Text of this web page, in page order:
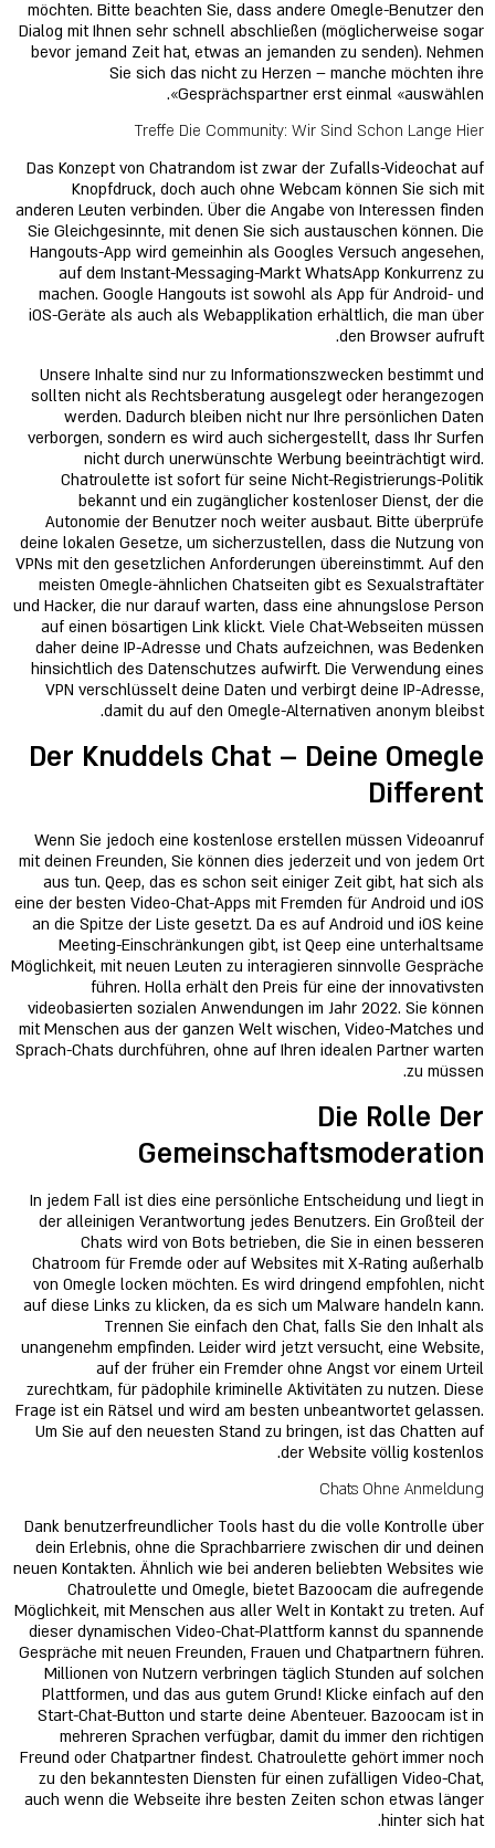
möchten. Bitte beachten Sie, dass andere Omegle-Benutzer den
Dialog mit Ihnen sehr schnell abschließen (möglicherweise sogar
bevor jemand Zeit hat, etwas an jemanden zu senden). Nehmen
Sie sich das nicht zu Herzen – manche möchten ihre
Gesprächspartner erst einmal «auswählen».
Treffe Die Community: Wir Sind Schon Lange Hier
Das Konzept von Chatrandom ist zwar der Zufalls-Videochat auf
Knopfdruck, doch auch ohne Webcam können Sie sich mit
anderen Leuten verbinden. Über die Angabe von Interessen finden
Sie Gleichgesinnte, mit denen Sie sich austauschen können. Die
Hangouts-App wird gemeinhin als Googles Versuch angesehen,
auf dem Instant-Messaging-Markt WhatsApp Konkurrenz zu
machen. Google Hangouts ist sowohl als App für Android- und
iOS-Geräte als auch als Webapplikation erhältlich, die man über
den Browser aufruft.
Unsere Inhalte sind nur zu Informationszwecken bestimmt und
sollten nicht als Rechtsberatung ausgelegt oder herangezogen
werden. Dadurch bleiben nicht nur Ihre persönlichen Daten
verborgen, sondern es wird auch sichergestellt, dass Ihr Surfen
nicht durch unerwünschte Werbung beeinträchtigt wird.
Chatroulette ist sofort für seine Nicht-Registrierungs-Politik
bekannt und ein zugänglicher kostenloser Dienst, der die
Autonomie der Benutzer noch weiter ausbaut. Bitte überprüfe
deine lokalen Gesetze, um sicherzustellen, dass die Nutzung von
VPNs mit den gesetzlichen Anforderungen übereinstimmt. Auf den
meisten Omegle-ähnlichen Chatseiten gibt es Sexualstraftäter
und Hacker, die nur darauf warten, dass eine ahnungslose Person
auf einen bösartigen Link klickt. Viele Chat-Webseiten müssen
daher deine IP-Adresse und Chats aufzeichnen, was Bedenken
hinsichtlich des Datenschutzes aufwirft. Die Verwendung eines
VPN verschlüsselt deine Daten und verbirgt deine IP-Adresse,
damit du auf den Omegle-Alternativen anonym bleibst.
Der Knuddels Chat – Deine Omegle
Different
Wenn Sie jedoch eine kostenlose erstellen müssen Videoanruf
mit deinen Freunden, Sie können dies jederzeit und von jedem Ort
aus tun. Qeep, das es schon seit einiger Zeit gibt, hat sich als
eine der besten Video-Chat-Apps mit Fremden für Android und iOS
an die Spitze der Liste gesetzt. Da es auf Android und iOS keine
Meeting-Einschränkungen gibt, ist Qeep eine unterhaltsame
Möglichkeit, mit neuen Leuten zu interagieren sinnvolle Gespräche
führen. Holla erhält den Preis für eine der innovativsten
videobasierten sozialen Anwendungen im Jahr 2022. Sie können
mit Menschen aus der ganzen Welt wischen, Video-Matches und
Sprach-Chats durchführen, ohne auf Ihren idealen Partner warten
zu müssen.
Die Rolle Der
Gemeinschaftsmoderation
In jedem Fall ist dies eine persönliche Entscheidung und liegt in
der alleinigen Verantwortung jedes Benutzers. Ein Großteil der
Chats wird von Bots betrieben, die Sie in einen besseren
Chatroom für Fremde oder auf Websites mit X-Rating außerhalb
von Omegle locken möchten. Es wird dringend empfohlen, nicht
auf diese Links zu klicken, da es sich um Malware handeln kann.
Trennen Sie einfach den Chat, falls Sie den Inhalt als
unangenehm empfinden. Leider wird jetzt versucht, eine Website,
auf der früher ein Fremder ohne Angst vor einem Urteil
zurechtkam, für pädophile kriminelle Aktivitäten zu nutzen. Diese
Frage ist ein Rätsel und wird am besten unbeantwortet gelassen.
Um Sie auf den neuesten Stand zu bringen, ist das Chatten auf
der Website völlig kostenlos.
Chats Ohne Anmeldung
Dank benutzerfreundlicher Tools hast du die volle Kontrolle über
dein Erlebnis, ohne die Sprachbarriere zwischen dir und deinen
neuen Kontakten. Ähnlich wie bei anderen beliebten Websites wie
Chatroulette und Omegle, bietet Bazoocam die aufregende
Möglichkeit, mit Menschen aus aller Welt in Kontakt zu treten. Auf
dieser dynamischen Video-Chat-Plattform kannst du spannende
Gespräche mit neuen Freunden, Frauen und Chatpartnern führen.
Millionen von Nutzern verbringen täglich Stunden auf solchen
Plattformen, und das aus gutem Grund! Klicke einfach auf den
Start-Chat-Button und starte deine Abenteuer. Bazoocam ist in
mehreren Sprachen verfügbar, damit du immer den richtigen
Freund oder Chatpartner findest. Chatroulette gehört immer noch
zu den bekanntesten Diensten für einen zufälligen Video-Chat,
auch wenn die Webseite ihre besten Zeiten schon etwas länger
hinter sich hat.